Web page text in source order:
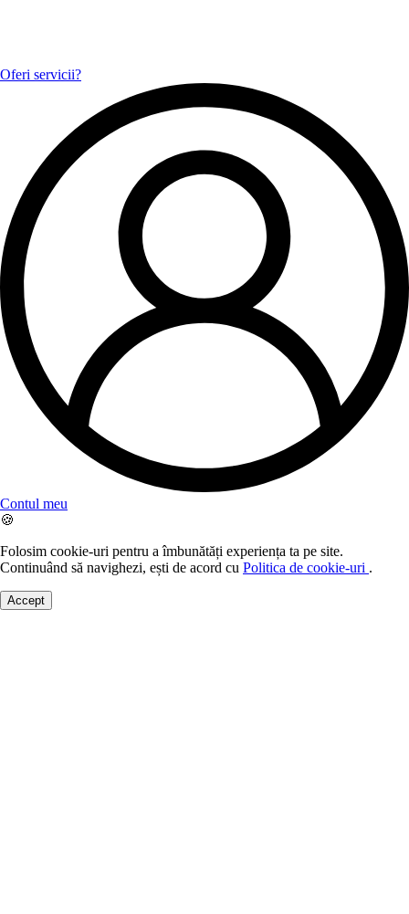
Oferi servicii?
Contul meu
🍪
Folosim cookie-uri pentru a îmbunătăți experiența ta pe site.
Continuând să navighezi, ești de acord cu Politica de cookie-uri .
Accept